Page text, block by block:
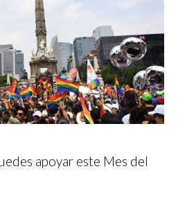
apoyar este Mes del